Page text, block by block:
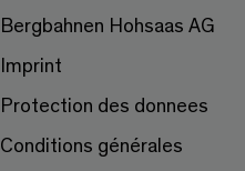
Bergbahnen Hohsaas AG
Imprint
Protection des donnees
Conditions générales